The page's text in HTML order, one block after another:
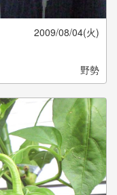
2009/08/04(火)
野勢